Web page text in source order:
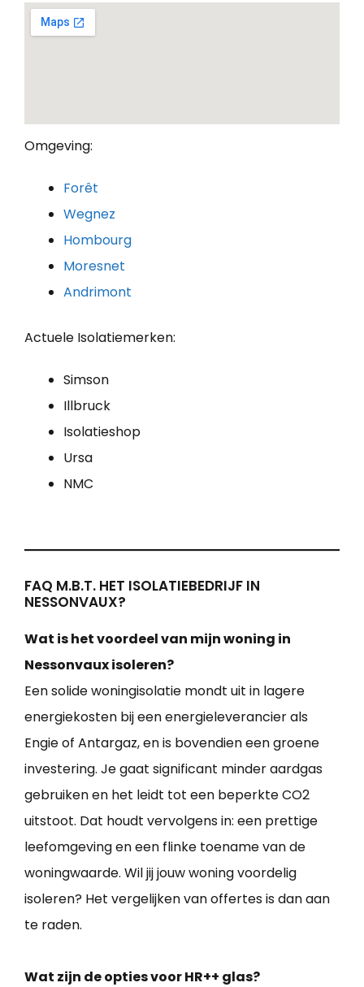
Omgeving:
Forêt
Wegnez
Hombourg
Moresnet
Andrimont
Actuele Isolatiemerken:
Simson
Illbruck
Isolatieshop
Ursa
NMC
FAQ M.B.T. HET ISOLATIEBEDRIJF IN
NESSONVAUX?
Wat is het voordeel van mijn woning in
Nessonvaux isoleren?
Een solide woningisolatie mondt uit in lagere
energiekosten bij een energieleverancier als
Engie of Antargaz, en is bovendien een groene
investering. Je gaat significant minder aardgas
gebruiken en het leidt tot een beperkte CO2
uitstoot. Dat houdt vervolgens in: een prettige
leefomgeving en een flinke toename van de
woningwaarde. Wil jij jouw woning voordelig
isoleren? Het vergelijken van offertes is dan aan
te raden.
Wat zijn de opties voor HR++ glas?